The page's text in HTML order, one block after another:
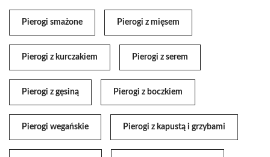
Pierogi smażone Pierogi z mięsem
Pierogi z kurczakiem Pierogi z serem
Pierogi z gęsiną Pierogi z boczkiem
Pierogi wegańskie Pierogi z kapustą i grzybami